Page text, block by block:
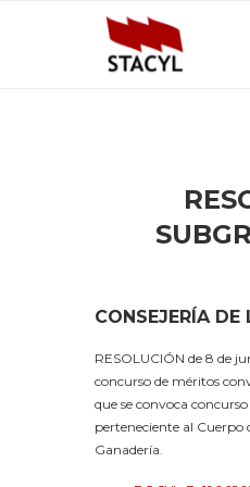
CONSEJERÍA DE
RESOLUCIÓN de 8 de
concurso de méritos
que se convoca
perteneciente al Cuerpo
Ganadería.